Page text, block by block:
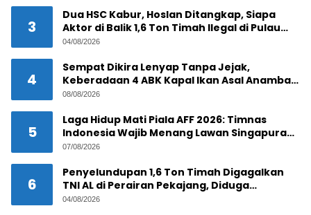
3
Dua HSC Kabur, Hoslan Ditangkap, Siapa
Aktor di Balik 1,6 Ton Timah Ilegal di Pulau
Pekajang ?
04/08/2026
4
Sempat Dikira Lenyap Tanpa Jejak,
Keberadaan 4 ABK Kapal Ikan Asal Anambas
Akhirnya Terkuak!
08/08/2026
5
Laga Hidup Mati Piala AFF 2026: Timnas
Indonesia Wajib Menang Lawan Singapura
Demi Tiket Semifinal
07/08/2026
6
Penyelundupan 1,6 Ton Timah Digagalkan
TNI AL di Perairan Pekajang, Diduga
Melibatkan Jaringan Internasional
04/08/2026